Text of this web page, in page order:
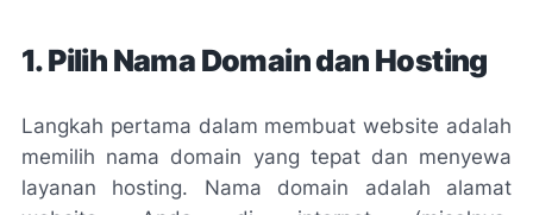
1. Pilih Nama Domain dan Hosting
Langkah pertama dalam membuat website adalah
memilih nama domain yang tepat dan menyewa
layanan hosting. Nama domain adalah alamat